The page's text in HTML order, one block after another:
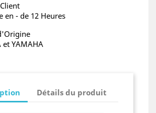
en - de 12 Heures
et YAMAHA
Détails du produit